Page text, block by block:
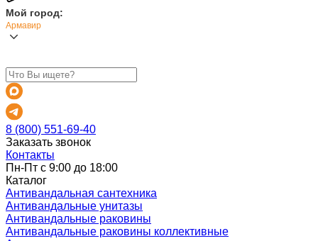
Мой город:
Армавир
8 (800) 551-69-40
Заказать звонок
Контакты
Пн-Пт с 9:00 до 18:00
Каталог
Антивандальная сантехника
Антивандальные унитазы
Антивандальные раковины
Антивандальные раковины коллективные